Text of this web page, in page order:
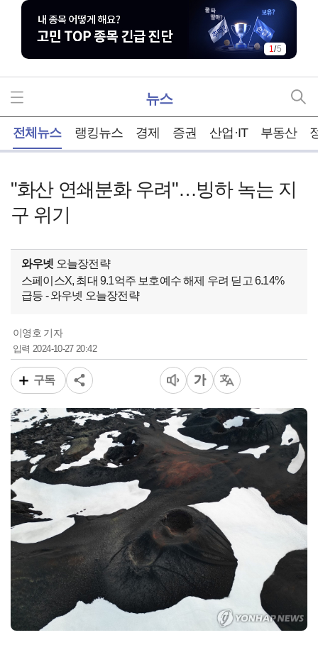
1/5
뉴스
전체뉴스 랭킹뉴스 경제 증권 산업·IT 부동산
"화산 연쇄분화 우려"…빙하 녹는 지
구 위기
와우넷 오늘장전략
스페이스X, 최대 9.1억주 보호예수 해제 우려 딛고 6.14%
급등 - 와우넷 오늘장전략
이영호 기자
입력2024-10-27 20:42
구독